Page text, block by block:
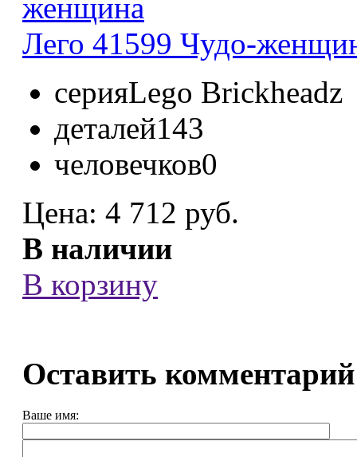
Лего 41599 Чудо-
серияLego Brickheadz
деталей143
человечков0
Цена: 4 712 руб.
В наличии
В корзину
Оставить
Ваше имя: